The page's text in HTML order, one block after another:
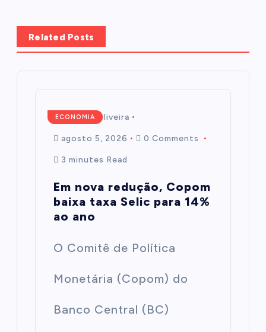
Related Posts
ECONOMIA
Mairim de Oliveira
agosto 5, 2026 0 Comments
3 minutes Read
Em nova redução, Copom
baixa taxa Selic para 14%
ao ano
O Comitê de Política
Monetária (Copom) do
Banco Central (BC)